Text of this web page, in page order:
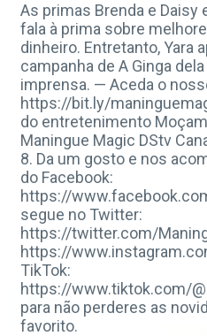
As primas Brenda e Daisy
fala à prima sobre
dinheiro. Entretanto, Yara
campanha de A Ginga
imprensa. — Aceda o
https://bit.ly/
do entretenimento
Maningue Magic DStv
8. Da um gosto e nos
do Facebook:
https://
segue no Twitter:
https://twitter.com/
https://
TikTok:
https://www.tiktok.com/
para não perderes as
favorito.